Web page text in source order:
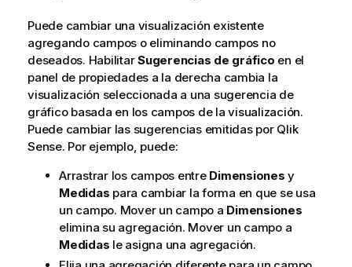
Puede cambiar una visualización existente
agregando campos o eliminando campos no
deseados. HabilitarSugerencias de gráfico en el
panel de propiedades a la derecha cambia la
visualización seleccionada a una sugerencia de
gráfico basada en los campos de la visualización.
Puede cambiar las sugerencias emitidas por Qlik
Sense. Por ejemplo, puede:
Arrastrar los campos entre Dimensiones y
Medidas para cambiar la forma en que se usa
un campo. Mover un campo a Dimensiones
elimina su agregación. Mover un campo a
Medidas le asigna una agregación.